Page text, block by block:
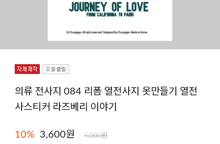
의류 전사지 084 리폼 열전사지 옷만들기 열전
사스티커 라즈베리 이야기
10% 3,600원 4,000원